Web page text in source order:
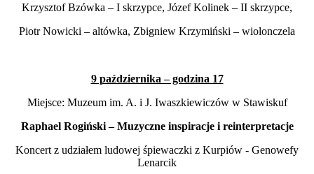
Krzysztof Bzówka – I skrzypce, Józef Kolinek – II skrzypce,
Piotr Nowicki – altówka, Zbigniew Krzymiński – wiolonczela
9 października – godzina 17
Miejsce: Muzeum im. A. i J. Iwaszkiewiczów w Stawiskuf
Raphael Rogiński – Muzyczne inspiracje i reinterpretacje
Koncert z udziałem ludowej śpiewaczki z Kurpiów - Genowefy
Lenarcik